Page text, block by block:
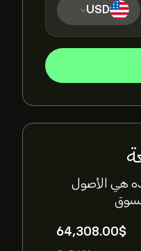
USD
هذه هي الأصول
64,308.00‎$‎